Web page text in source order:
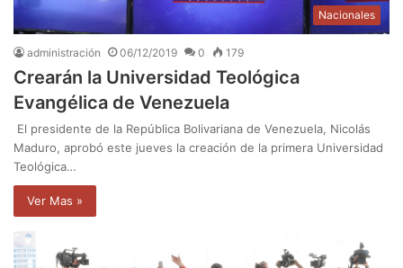
Nacionales
administración 06/12/2019 0 179
Crearán la Universidad Teológica
Evangélica de Venezuela
El presidente de la República Bolivariana de Venezuela, Nicolás
Maduro, aprobó este jueves la creación de la primera Universidad
Teológica…
Ver Mas »